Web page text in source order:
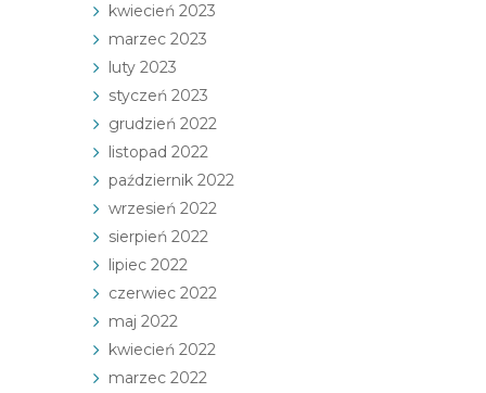
kwiecień 2023
marzec 2023
luty 2023
styczeń 2023
grudzień 2022
listopad 2022
październik 2022
wrzesień 2022
sierpień 2022
lipiec 2022
czerwiec 2022
maj 2022
kwiecień 2022
marzec 2022